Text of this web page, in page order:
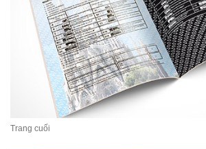
Trang cuối